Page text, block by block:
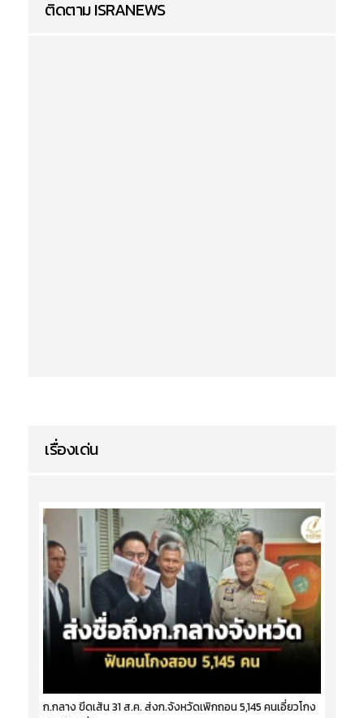
ติดตาม ISRANEWS
เรื่องเด่น
ก.กลาง ขีดเส้น 31 ส.ค. ส่งก.จังหวัดเพิกถอน 5,145 คนเอี่ยวโกง